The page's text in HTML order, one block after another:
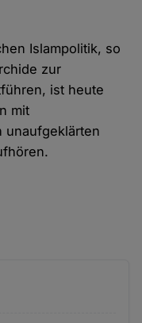
Islampolitik, so
zur
ist heute
mit
unaufgeklärten